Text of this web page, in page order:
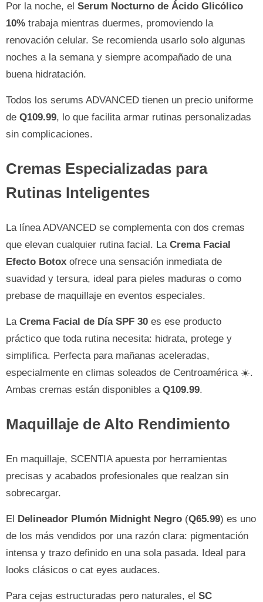
Por la noche, el Serum Nocturno de Ácido Glicólico
10% trabaja mientras duermes, promoviendo la
renovación celular. Se recomienda usarlo solo algunas
noches a la semana y siempre acompañado de una
buena hidratación.
Todos los serums ADVANCED tienen un precio uniforme
de Q109.99, lo que facilita armar rutinas personalizadas
sin complicaciones.
Cremas Especializadas para
Rutinas Inteligentes
La línea ADVANCED se complementa con dos cremas
que elevan cualquier rutina facial. La Crema Facial
Efecto Botox ofrece una sensación inmediata de
suavidad y tersura, ideal para pieles maduras o como
prebase de maquillaje en eventos especiales.
La Crema Facial de Día SPF 30 es ese producto
práctico que toda rutina necesita: hidrata, protege y
simplifica. Perfecta para mañanas aceleradas,
especialmente en climas soleados de Centroamérica ☀️.
Ambas cremas están disponibles a Q109.99.
Maquillaje de Alto Rendimiento
En maquillaje, SCENTIA apuesta por herramientas
precisas y acabados profesionales que realzan sin
sobrecargar.
El Delineador Plumón Midnight Negro (Q65.99) es uno
de los más vendidos por una razón clara: pigmentación
intensa y trazo definido en una sola pasada. Ideal para
looks clásicos o cat eyes audaces.
Para cejas estructuradas pero naturales, el SC